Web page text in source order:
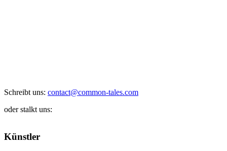
Schreibt uns: contact@common-tales.com
oder stalkt uns:
Künstler